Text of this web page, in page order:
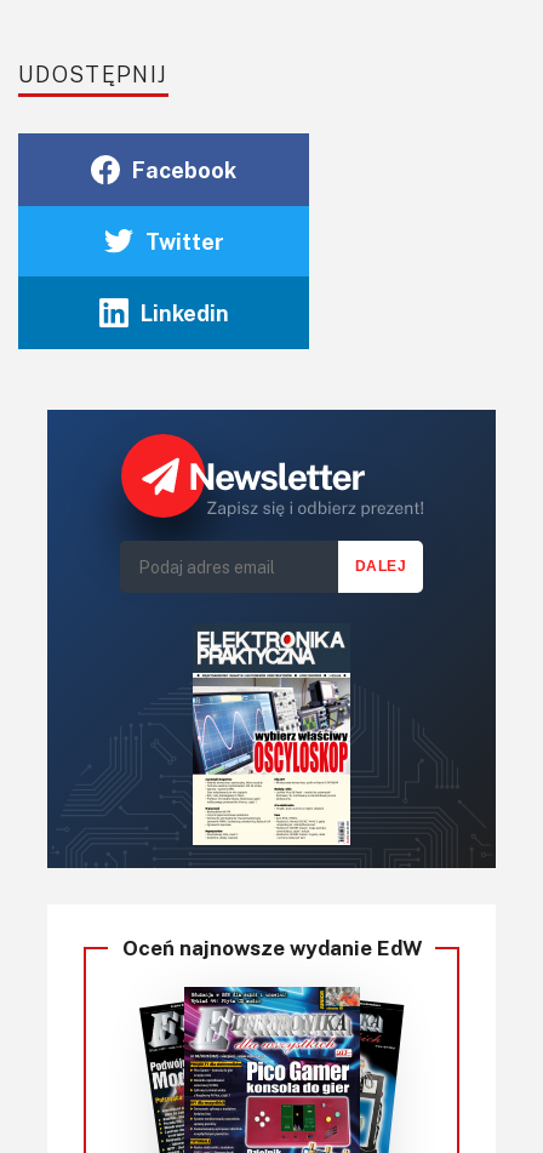
UDOSTĘPNIJ
Facebook
Twitter
Linkedin
Oceń najnowsze wydanie EdW